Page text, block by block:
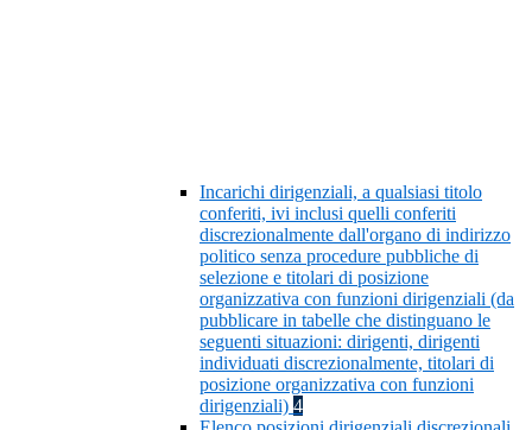
Incarichi dirigenziali, a qualsiasi titolo
conferiti, ivi inclusi quelli conferiti
discrezionalmente dall'organo di indirizzo
politico senza procedure pubbliche di
selezione e titolari di posizione
organizzativa con funzioni dirigenziali (da
pubblicare in tabelle che distinguano le
seguenti situazioni: dirigenti, dirigenti
individuati discrezionalmente, titolari di
posizione organizzativa con funzioni
dirigenziali) 4